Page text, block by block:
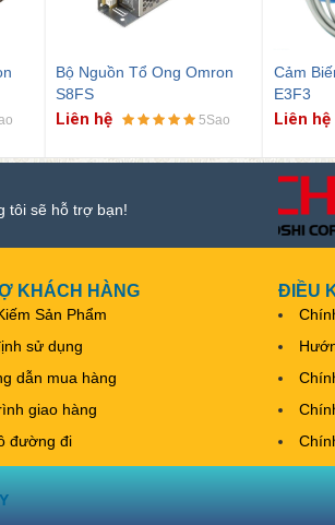
Bộ Nguồn Tổ Ong Omron
S8FS
Liên hệ 5Sao
Cảm
E3F3
Liên hệ
tôi sẽ hỗ trợ bạn!
KHÁCH HÀNG
Sản Phẩm
sử dụng
dẫn mua hàng
giao hàng
đường đi
ĐIỀU